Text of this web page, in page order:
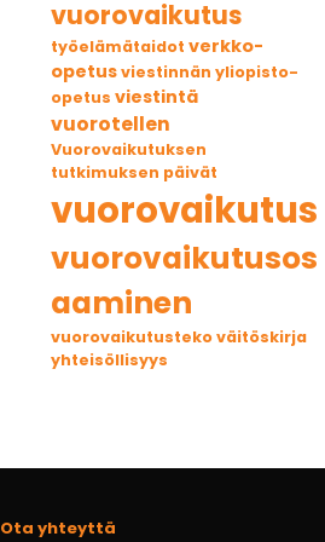
vuorovaikutus
työelämätaidot verkko-
opetusviestinnän yliopisto-
opetus viestintä
vuorotellen
Vuorovaikutuksen
tutkimuksen päivät
vuorovaikutus
vuorovaikutusos
aaminen
vuorovaikutustekoväitöskirja
yhteisöllisyys
Ota yhteyttä